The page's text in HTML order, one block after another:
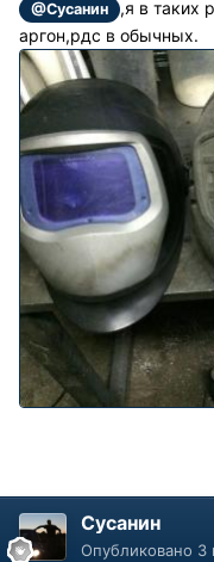
@Сусанин
,я в таких
аргон,рдс в обычных.
Сусанин
Опубликовано 3